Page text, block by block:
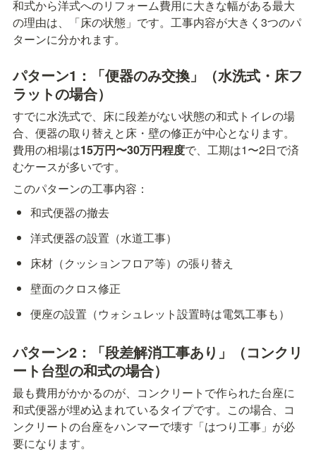
和式から洋式へのリフォーム費用に大きな幅がある最大
の理由は、「床の状態」です。工事内容が大きく3つのパ
ターンに分かれます。
パターン1：「便器のみ交換」（水洗式・床フ
ラットの場合）
すでに水洗式で、床に段差がない状態の和式トイレの場
合、便器の取り替えと床・壁の修正が中心となります。
費用の相場は15万円〜30万円程度で、工期は1〜2日で済
むケースが多いです。
このパターンの工事内容：
和式便器の撤去
洋式便器の設置（水道工事）
床材（クッションフロア等）の張り替え
壁面のクロス修正
便座の設置（ウォシュレット設置時は電気工事も）
パターン2：「段差解消工事あり」（コンクリ
ート台型の和式の場合）
最も費用がかかるのが、コンクリートで作られた台座に
和式便器が埋め込まれているタイプです。この場合、コ
ンクリートの台座をハンマーで壊す「はつり工事」が必
要になります。